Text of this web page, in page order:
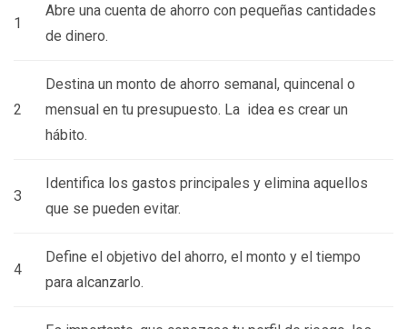
1
Abre una cuenta de ahorro con pequeñas cantidades
de dinero.
2
Destina un monto de ahorro semanal, quincenal o
mensual en tu presupuesto. La idea es crear un
hábito.
3
Identifica los gastos principales y elimina aquellos
que se pueden evitar.
4
Define el objetivo del ahorro, el monto y el tiempo
para alcanzarlo.